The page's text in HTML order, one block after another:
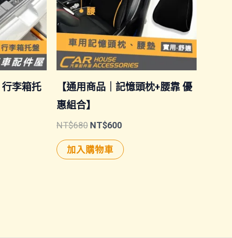
李箱托
【通用商品｜記憶頭枕+腰靠 優
惠組合】
NT$680 原
價
格：
NT$600目
價
格：
加入購物車